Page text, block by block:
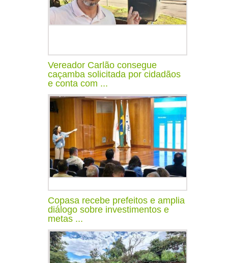
Vereador Carlão consegue
caçamba solicitada por cidadãos
e conta com ...
Copasa recebe prefeitos e amplia
diálogo sobre investimentos e
metas ...